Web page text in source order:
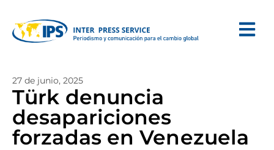
27 de junio, 2025
Türk denuncia
desapariciones
forzadas en Venezuela